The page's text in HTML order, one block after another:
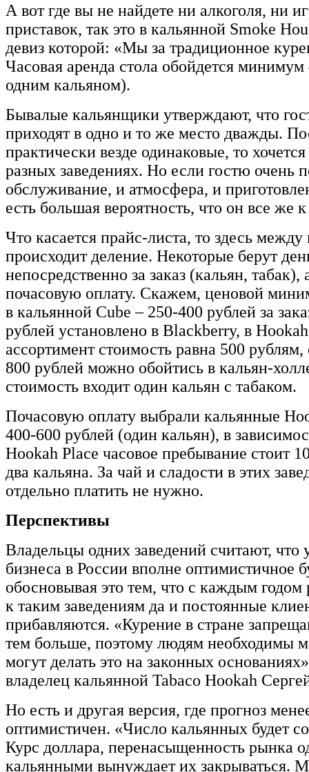
А вот где вы не найдете ни алкоголя, ни
приставок, так это в кальянной Smoke
девиз которой: «Мы за традиционное
Часовая аренда стола обойдется минимум
одним кальяном).
Бывалые кальянщики утверждают, что
приходят в одно и то же место дважды.
практически везде одинаковые, то
разных заведениях. Но если гостю очень
обслуживание, и атмосфера, и
есть большая вероятность, что он все же
Что касается прайс-листа, то здесь
происходит деление. Некоторые берут
непосредственно за заказ (кальян, табак),
почасовую оплату. Скажем, ценовой
в кальянной Cube – 250-400 рублей за
рублей установлено в Blackberry, в
ассортимент стоимость равна 500
800 рублей можно обойтись в кальян-
стоимость входит один кальян с табаком.
Почасовую оплату выбрали кальянные
400-600 рублей (один кальян), в
Hookah Place часовое пребывание стоит
два кальяна. За чай и сладости в этих
отдельно платить не нужно.
Перспективы
Владельцы одних заведений считают, что
бизнеса в России вполне оптимистичное
обосновывая это тем, что с каждым годом
к таким заведениям да и постоянные
прибавляются. «Курение в стране
тем больше, поэтому людям необходимы
могут делать это на законных
владелец кальянной Tabaco Hookah
Но есть и другая версия, где прогноз
оптимистичен. «Число кальянных будет
Курс доллара, перенасыщенность рынка
кальянными вынуждает их закрываться.